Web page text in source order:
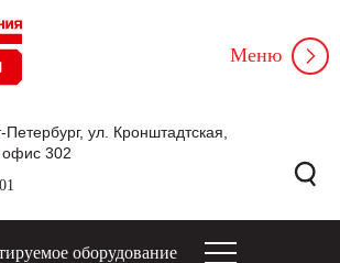
Петербург, ул. Кронштадтская,
офис 302
Меню
оборудование